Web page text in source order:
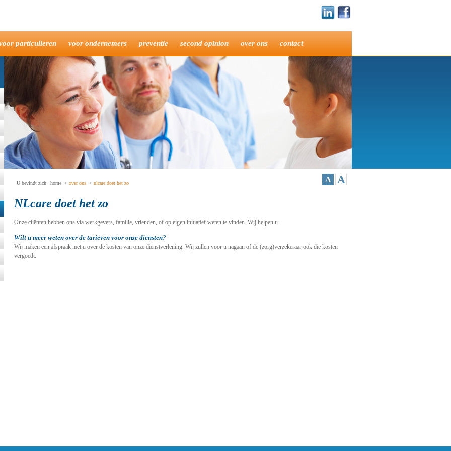
particulieren voor ondernemers preventie second opinion over ons contact
U bevindt zich: home > over ons > nlcare doet het zo A A
NLcare doet het zo
Onze cliënten hebben ons via werkgevers, familie, vrienden, of op eigen initiatief weten te vinden. Wij helpen u.
Wilt u meer weten over de tarieven voor onze diensten?
Wij maken een afspraak met u over de kosten van onze dienstverlening. Wij zullen voor u nagaan of de (zorg)verzekeraar ook die kosten
vergoedt.
cookies precies zijn, welke cookies op deze site worden gebruikt en hoe je invloed op cookies kunt
. Het HyperText Transfer Protocol wordt door iedereen gebruikt die een website bezoekt: het regelt de communicatie
echter niet ontworpen om opeenvolgende paginabezoeken als één geheelte zien. Daardoor is het niet zonder meer
weer terug te halen.
cookie en de set-cookie-headers voor HTTP geïntroduceerd
. Deze specificatie is voor het laatst in April 2011 bijgewerkt en
HTTP State Management Mechanism
zijn cookies zelf geenprogrammaatjes en ook geen bestanden, en wordt er technisch gezien niets
door de
Dat laatste kan de browser volledig zelf beslissen. Uiteindelijk worden cookies vaak wel opgeslagen als een
niet dwingen om cookies daadwerkelijk op te slaan of bij een later bezoek terug te geven.
of subdomein gebonden. Voorbeelden van een domein en een subdomein zijn respectievelijk secondopinionbuitenland.nl
teruggestuurd, als waar ze vandaan komen. Je weet daardoor zeker dat
die eerder via secondopinionbuitenland.nl werden verkregen.
elk
javascript- en css-bestanden voor een webpagina worden opgevraagd. Uiteraard wordt ook dan de
worden meegestuurd, worden dat third-party cookies genoemd. Het is daardoor mogelijk dat je bij een bezoek aan
voor Facebook.com, Youtube.com en andere websites van derden krijgt.
rond cookies is het voor de betreffende first party - in ons voorbeeld dus secondopinionbuitenland.nl - niet mogelijk om op
uit te oefenen.
cookies, vergelijkbaar met die voor HTTP. Behalve voor gebruikersvoorkeuren in de video-player doet
soort cookies.